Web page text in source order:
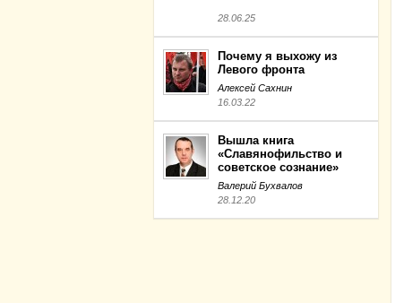
28.06.25
Почему я выхожу из
Левого фронта
Алексей Сахнин
16.03.22
Вышла книга
«Славянофильство и
советское сознание»
Валерий Бухвалов
28.12.20